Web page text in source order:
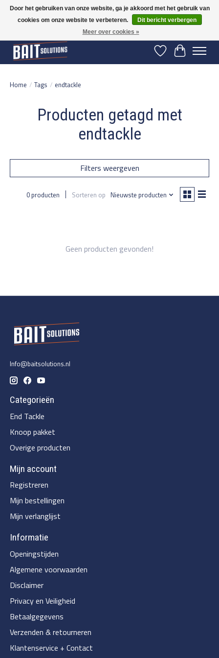
Gratis verzending vanaf 50 euro binnen NL | Op voorraad binnen 2-5 werkdagen
verzonden | België vanaf 70 euro gratis verzonden
Verlanglijst
Home / Tags / endtackle
Producten getagd met
endtackle
Filters weergeven
0 producten Sorteren op Nieuwste producten
Geen producten gevonden!
Info@baitsolutions.nl
Categorieën
End Tackle
Knoop pakket
Overige producten
Mijn account
Registreren
Mijn bestellingen
Mijn verlanglijst
Informatie
Openingstijden
Algemene voorwaarden
Disclaimer
Privacy en Veiligheid
Betaalgegevens
Verzenden & retourneren
Klantenservice + Contact
Door het gebruiken van onze website, ga je akkoord met het gebruik van
cookies om onze website te verbeteren.
Dit bericht verbergen
Meer over cookies »